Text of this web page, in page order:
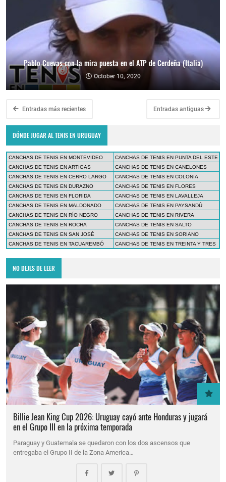
Pablo Cuevas con la mira puesta en el ATP de Cerdeña (Italia)
October 10, 2020
Entradas más recientes Entradas antiguas
DÓNDE JUGAR AL TENIS EN URUGUAY
CANCHAS DE TENIS EN MONTEVIDEO
CANCHAS DE TENIS EN PUNTA DEL ESTE
CANCHAS DE TENIS EN ARTIGAS
CANCHAS DE TENIS EN CANELONES
CANCHAS DE TENIS EN CERRO LARGO
CANCHAS DE TENIS EN COLONIA
CANCHAS DE TENIS EN DURAZNO
CANCHAS DE TENIS EN FLORES
CANCHAS DE TENIS EN FLORIDA
CANCHAS DE TENIS EN LAVALLEJA
CANCHAS DE TENIS EN MALDONADO
CANCHAS DE TENIS EN PAYSANDÚ
CANCHAS DE TENIS EN RÍO NEGRO
CANCHAS DE TENIS EN RIVERA
CANCHAS DE TENIS EN ROCHA
CANCHAS DE TENIS EN SALTO
CANCHAS DE TENIS EN SAN JOSÉ
CANCHAS DE TENIS EN SORIANO
CANCHAS DE TENIS EN TACUAREMBÓ
CANCHAS DE TENIS EN TREINTA Y TRES
NO DEJES DE LEER
Billie Jean King Cup 2026: Uruguay cayó ante Honduras y jugará
en el Grupo III en la próxima temporada
Paraguay y Guatemala se quedaron con los dos ascensos que
entregaba el Grupo II de la Zona America…